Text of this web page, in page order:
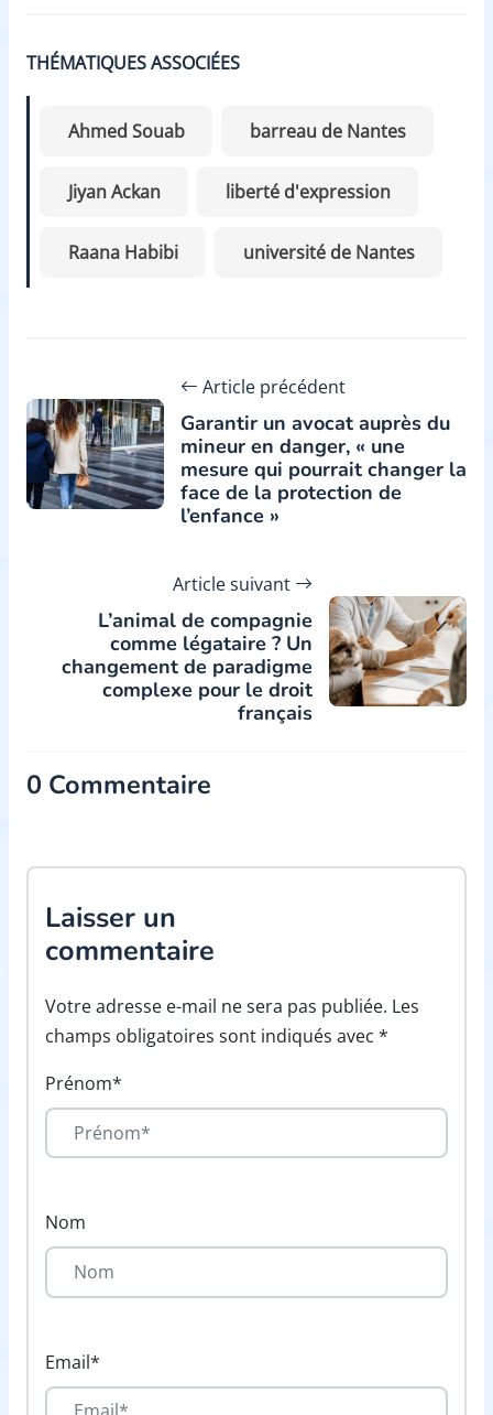
THÉMATIQUES ASSOCIÉES
Ahmed Souab barreau de Nantes
Jiyan Ackan liberté d'expression
Raana Habibi université de Nantes
Article précédent
Garantir un avocat auprès du
mineur en danger, « une
mesure qui pourrait changer la
face de la protection de
l’enfance »
Article suivant
L’animal de compagnie
comme légataire ? Un
changement de paradigme
complexe pour le droit
français
0 Commentaire
Laisser un
commentaire
Votre adresse e-mail ne sera pas publiée. Les
champs obligatoires sont indiqués avec *
Prénom*
Nom
Email*